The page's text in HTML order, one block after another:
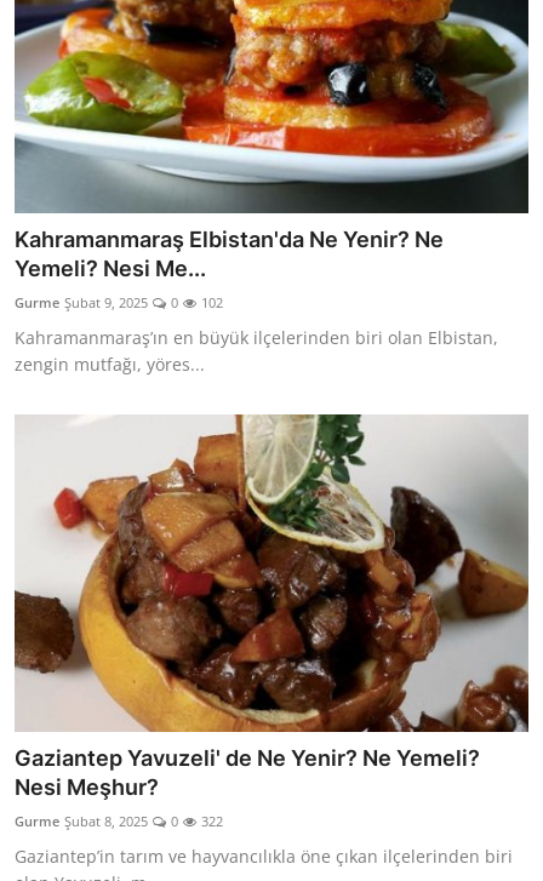
Kahramanmaraş Elbistan'da Ne Yenir? Ne
Yemeli? Nesi Me...
Gurme Şubat 9, 2025 0 102
Kahramanmaraş’ın en büyük ilçelerinden biri olan Elbistan,
zengin mutfağı, yöres...
Gaziantep Yavuzeli' de Ne Yenir? Ne Yemeli?
Nesi Meşhur?
Gurme Şubat 8, 2025 0 322
Gaziantep’in tarım ve hayvancılıkla öne çıkan ilçelerinden biri